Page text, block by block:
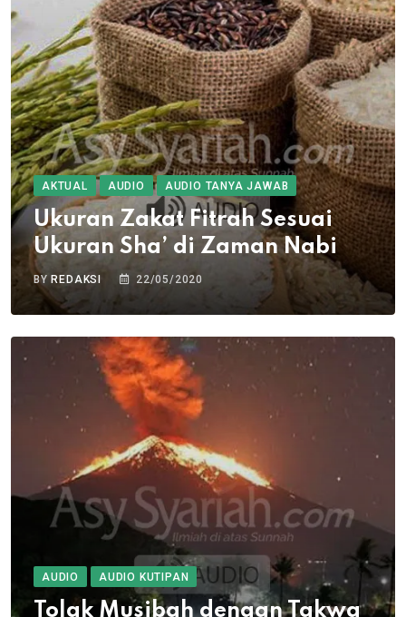
AKTUAL AUDIO AUDIO TANYA JAWAB
Ukuran Zakat Fitrah Sesuai
Ukuran Sha’ di Zaman Nabi
BYREDAKSI 22/05/2020
AUDIO AUDIO KUTIPAN
Tolak Musibah dengan Takwa